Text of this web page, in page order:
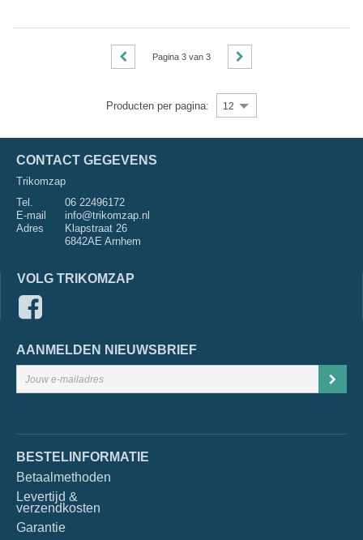
Producten per pagina: 12
Pagina 3 van 3
CONTACT GEGEVENS
Trikomzap
Tel.
06 22496172
E-mail
info@trikomzap.nl
Adres
Klapstraat 26
6842AE Arnhem
VOLG TRIKOMZAP
AANMELDEN NIEUWSBRIEF
BESTELINFORMATIE
Betaalmethoden
Levertijd &
verzendkosten
Garantie